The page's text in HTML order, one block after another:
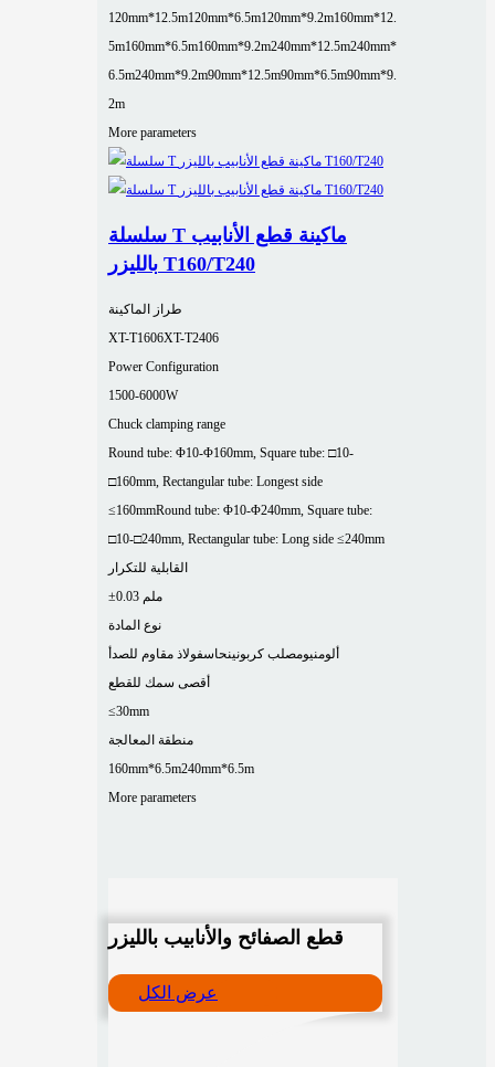
120mm*12.5m120mm*6.5m120mm*9.2m160mm*12.
5m160mm*6.5m160mm*9.2m240mm*12.5m240mm*
6.5m240mm*9.2m90mm*12.5m90mm*6.5m90mm*9.
2m
More parameters
سلسلة T ماكينة قطع الأنابيب
بالليزر T160/T240
طراز الماكينة
XT-T1606XT-T2406
Power Configuration
1500-6000W
Chuck clamping range
Round tube: Φ10-Φ160mm, Square tube: □10-
□160mm, Rectangular tube: Longest side
≤160mmRound tube: Φ10-Φ240mm, Square tube:
□10-□240mm, Rectangular tube: Long side ≤240mm
القابلية للتكرار
±0.03 ملم
نوع المادة
ألومنيومصلب كربونينحاسفولاذ مقاوم للصدأ
أقصى سمك للقطع
≤30mm
منطقة المعالجة
160mm*6.5m240mm*6.5m
More parameters
قطع الصفائح والأنابيب بالليزر
عرض الكل